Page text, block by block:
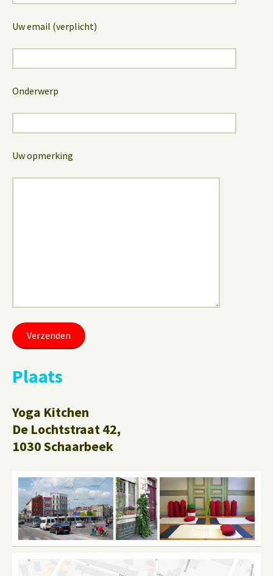
Uw email (verplicht)
Onderwerp
Uw opmerking
Plaats
Yoga Kitchen
De Lochtstraat 42,
1030 Schaarbeek